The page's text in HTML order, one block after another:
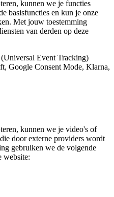
kunnen we je functies
basisfuncties en kun je onze
Met jouw toestemming
van derden op deze
Event Tracking)
Google Consent Mode, Klarna,
kunnen we je video's of
door externe providers wordt
gebruiken we de volgende
website: